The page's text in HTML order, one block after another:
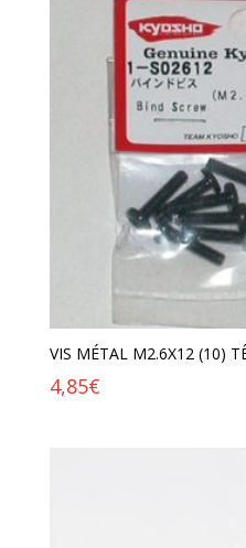
VIS MÉTAL M2.6X12 (10)
4,85€